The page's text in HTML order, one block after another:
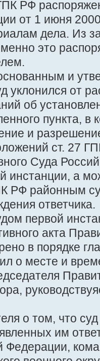
РФ
от 1 июня
дела. Из
это
и
уклонился от
об
пункта, в
и
ст. 27
Суда
инстанции, а
РФ районным
ответчика.
первой
акта
в порядке
о месте и
о том, что
им
Федерации,